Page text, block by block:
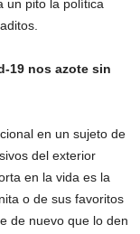
un pito la política
19 nos azote sin
en un sujeto de
del exterior
en la vida es la
o de sus favoritos
de nuevo que lo den